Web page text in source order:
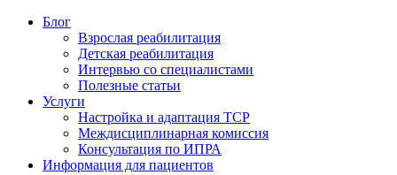
Блог
Взрослая реабилитация
Детская реабилитация
Интервью со специалистами
Полезные статьи
Услуги
Настройка и адаптация ТСР
Междисциплинарная комиссия
Консультация по ИПРА
Информация для пациентов